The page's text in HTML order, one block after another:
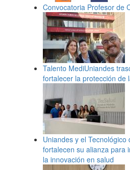
Convocatoria Profesor de
Talento MediUniandes
fortalecer la protección de
Uniandes y el Tecnológico
fortalecen su alianza para
la innovación en salud